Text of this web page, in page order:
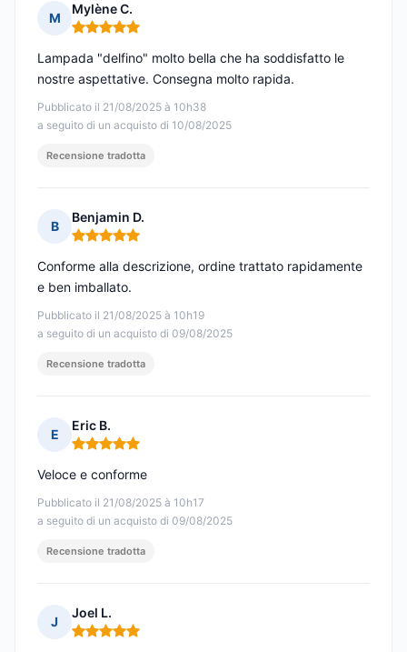
M
Mylène C.
Nota: 5 su 5
Pubblicato il 21/08/2025 à 10h38
a seguito di un acquisto di 10/08/2025
Lampada "delfino" molto bella che ha soddisfatto le
nostre aspettative. Consegna molto rapida.
Recensione tradotta
B
Benjamin D.
Nota: 5 su 5
Pubblicato il 21/08/2025 à 10h19
a seguito di un acquisto di 09/08/2025
Conforme alla descrizione, ordine trattato rapidamente
e ben imballato.
Recensione tradotta
E
Eric B.
Nota: 5 su 5
Pubblicato il 21/08/2025 à 10h17
a seguito di un acquisto di 09/08/2025
Veloce e conforme
Recensione tradotta
J
Joel L.
Nota: 5 su 5